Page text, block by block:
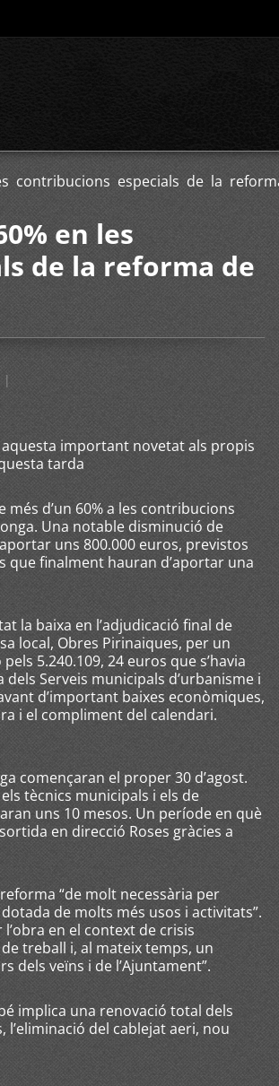
contribucions especials de la
en les
de la reforma de
|
aquesta important novetat als propis
tarda
d’un 60% a les contribucions
Una notable disminució de
uns 800.000 euros, previstos
que finalment hauran d’aportar una
la baixa en l’adjudicació final de
local, Obres Pirinaiques, per un
5.240.109, 24 euros que s’havia
Serveis municipals d’urbanisme i
d’important baixes econòmiques,
i el compliment del calendari.
començaran el proper 30 d’agost.
tècnics municipals i els de
uns 10 mesos. Un període en què
en direcció Roses gràcies a
“de molt necessària per
de molts més usos i activitats”.
en el context de crisis
treball i, al mateix temps, un
dels veïns i de l’Ajuntament”.
implica una renovació total dels
del cablejat aeri, nou